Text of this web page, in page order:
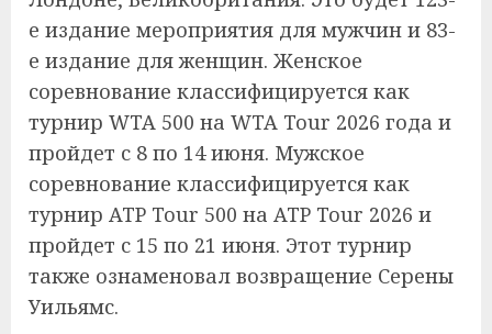
е издание мероприятия для мужчин и 83-
е издание для женщин. Женское
соревнование классифицируется как
турнир WTA 500 на WTA Tour 2026 года и
пройдет с 8 по 14 июня. Мужское
соревнование классифицируется как
турнир ATP Tour 500 на ATP Tour 2026 и
пройдет с 15 по 21 июня. Этот турнир
также ознаменовал возвращение Серены
Уильямс.